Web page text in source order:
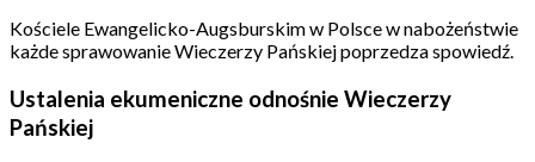
Kościele Ewangelicko-Augsburskim w Polsce w nabożeństwie
każde sprawowanie Wieczerzy Pańskiej poprzedza spowiedź.
Ustalenia ekumeniczne odnośnie Wieczerzy
Pańskiej